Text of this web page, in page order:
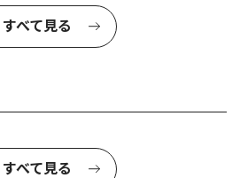
すべて見る
すべて見る